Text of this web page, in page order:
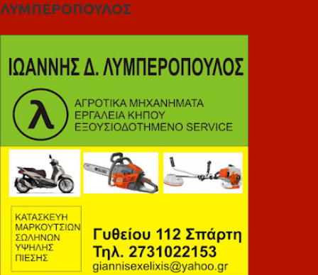
ΛΥΜΠΕΡΟΠΟΥΛΟΣ